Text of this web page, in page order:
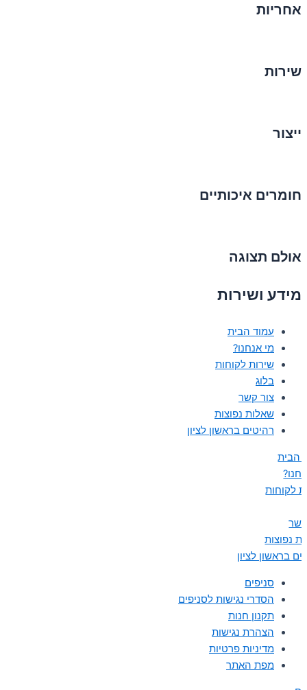
אחריות
שירות
ייצור
חומרים איכותיים
אולם תצוגה
מידע ושירות
עמוד הבית
מי אנחנו?
שירות לקוחות
בלוג
צור קשר
שאלות נפוצות
רהיטים בראשון לציון
הבית
לקוחות
נפוצות
בראשון לציון
סניפים
הסדרי נגישות לסניפים
תקנון חנות
הצהרת נגישות
מדיניות פרטיות
מפת האתר